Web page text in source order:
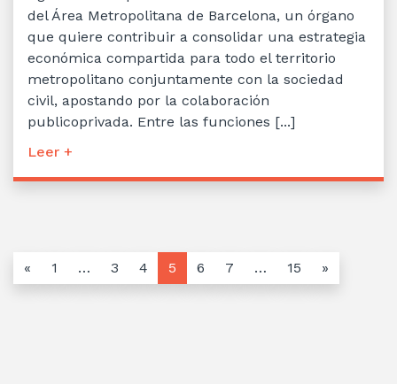
del Área Metropolitana de Barcelona, un órgano
que quiere contribuir a consolidar una estrategia
económica compartida para todo el territorio
metropolitano conjuntamente con la sociedad
civil, apostando por la colaboración
publicoprivada. Entre las funciones [...]
Leer +
« 1 … 3 4 5 6 7 … 15 »